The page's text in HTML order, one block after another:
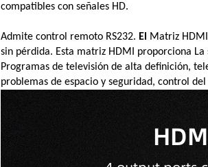
compatibles con señales HD.
Admite control remoto RS232. El Matriz
sin pérdida. Esta matriz HDMI proporciona
Programas de televisión de alta definición,
problemas de espacio y seguridad, control